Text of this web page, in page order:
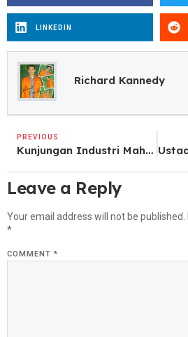
LINKEDIN
Richard Kannedy
PREVIOUS
Kunjungan Industri Mahasiswa Produksi Media ke iNews Tower.
Leave a Reply
Your email address will not be published.
*
COMMENT *